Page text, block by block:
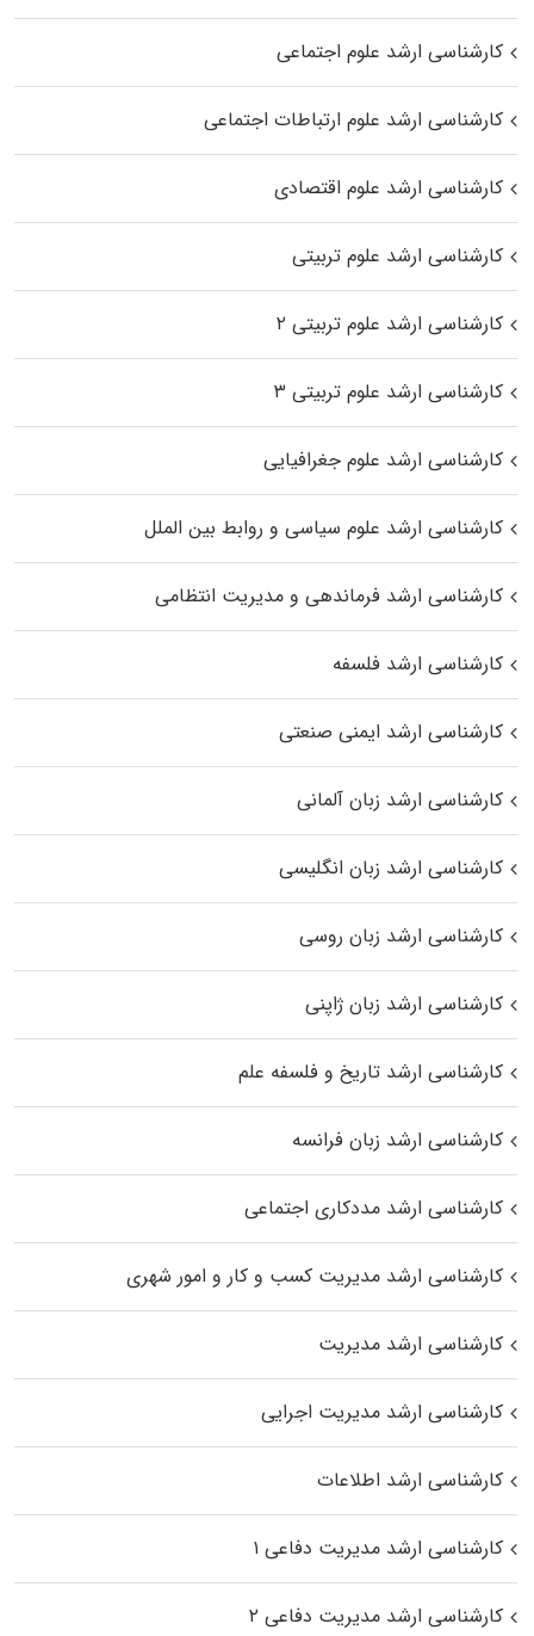
کارشناسی ارشد علوم اجتماعی
کارشناسی ارشد علوم ارتباطات اجتماعی
کارشناسی ارشد علوم اقتصادی
کارشناسی ارشد علوم تربیتی
کارشناسی ارشد علوم تربیتی ۲
کارشناسی ارشد علوم تربیتی ۳
کارشناسی ارشد علوم جغرافیایی
کارشناسی ارشد علوم سیاسی و روابط بین الملل
کارشناسی ارشد فرماندهی و مدیریت انتظامی
کارشناسی ارشد فلسفه
کارشناسی ارشد ایمنی صنعتی
کارشناسی ارشد زبان آلمانی
کارشناسی ارشد زبان انگلیسی
کارشناسی ارشد زبان روسی
کارشناسی ارشد زبان ژاپنی
کارشناسی ارشد تاریخ و فلسفه علم
کارشناسی ارشد زبان فرانسه
کارشناسی ارشد مددکاری اجتماعی
کارشناسی ارشد مدیریت کسب و کار و امور شهری
کارشناسی ارشد مدیریت
کارشناسی ارشد مدیریت اجرایی
کارشناسی ارشد اطلاعات
کارشناسی ارشد مدیریت دفاعی ۱
کارشناسی ارشد مدیریت دفاعی ۲